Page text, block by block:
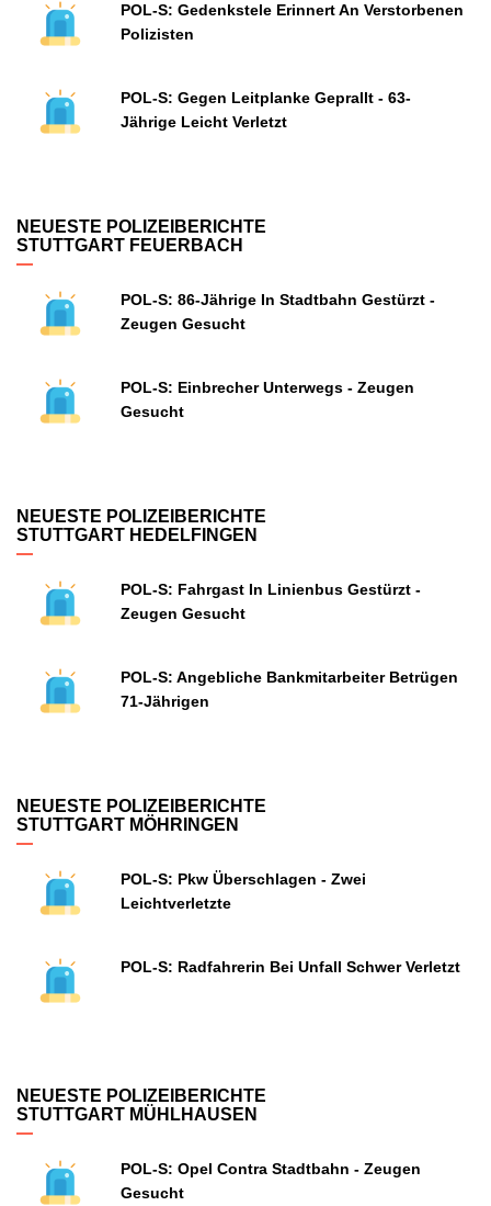
POL-S: Gedenkstele Erinnert An Verstorbenen
Polizisten
POL-S: Gegen Leitplanke Geprallt - 63-
Jährige Leicht Verletzt
NEUESTE POLIZEIBERICHTE
STUTTGART FEUERBACH
POL-S: 86-Jährige In Stadtbahn Gestürzt -
Zeugen Gesucht
POL-S: Einbrecher Unterwegs - Zeugen
Gesucht
NEUESTE POLIZEIBERICHTE
STUTTGART HEDELFINGEN
POL-S: Fahrgast In Linienbus Gestürzt -
Zeugen Gesucht
POL-S: Angebliche Bankmitarbeiter Betrügen
71-Jährigen
NEUESTE POLIZEIBERICHTE
STUTTGART MÖHRINGEN
POL-S: Pkw Überschlagen - Zwei
Leichtverletzte
POL-S: Radfahrerin Bei Unfall Schwer Verletzt
NEUESTE POLIZEIBERICHTE
STUTTGART MÜHLHAUSEN
POL-S: Opel Contra Stadtbahn - Zeugen
Gesucht